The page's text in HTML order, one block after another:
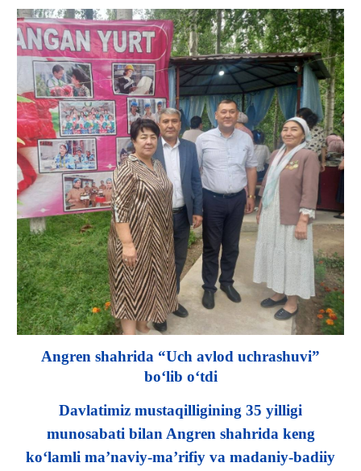
Angren shahrida “Uch avlod uchrashuvi”
bo‘lib o‘tdi
Davlatimiz mustaqilligining 35 yilligi
munosabati bilan Angren shahrida keng
ko‘lamli ma’naviy-ma’rifiy va madaniy-badiiy